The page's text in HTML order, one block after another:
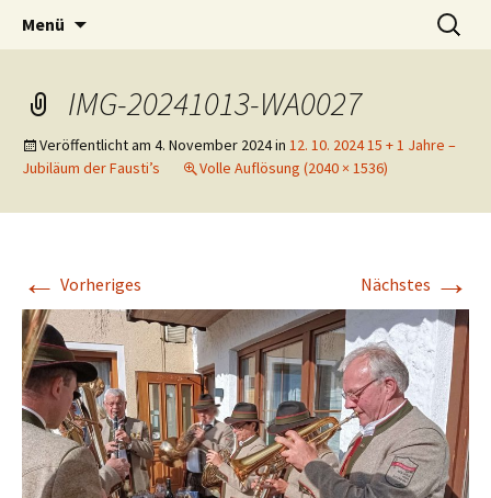
Volkstanzgruppe Payerbach-
Reichenau
Tanzen macht Freu(n)de!
Menü
Suchen
nach:
IMG-20241013-WA0027
Veröffentlicht am 4. November 2024in 12. 10. 2024 15 + 1 Jahre –
Jubiläum der Fausti’s
Volle Auflösung (2040 × 1536)
← Vorheriges Nächstes →